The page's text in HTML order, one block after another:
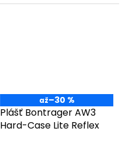
až–30 %
Plášť Bontrager AW3
Hard-Case Lite Reflex